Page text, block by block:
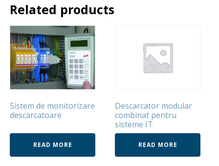
Related products
Sistem de monitorizare
descarcatoare
READ MORE
Descarcator modular
combinat pentru
sisteme IT
READ MORE